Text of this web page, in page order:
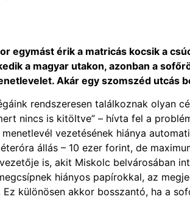
egymást érik a matricás kocsik a
a magyar utakon, azonban a
Akár egy szomszéd utcás
rendszeresen találkoznak olyan
nincs is kitöltve” – hívta fel a
vezetésének hiánya
állás – 10 ezer forint, de
is, akit Miskolc belvárosában
hiányos papírokkal, az
különösen akkor bosszantó, ha a